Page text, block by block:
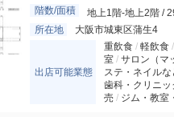
階数/面積
地上1階-地上2階 /
所在地
大阪市城東区蒲生4
出店可能業態
重飲食 軽飲食
室
サロン（マ
ステ・ネイルな
歯科・クリニッ
売
ジム・教室